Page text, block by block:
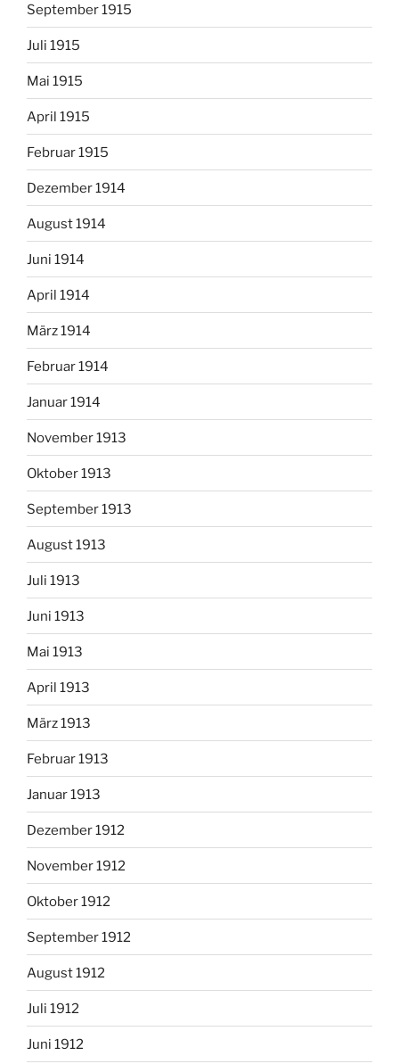
September 1915
Juli 1915
Mai 1915
April 1915
Februar 1915
Dezember 1914
August 1914
Juni 1914
April 1914
März 1914
Februar 1914
Januar 1914
November 1913
Oktober 1913
September 1913
August 1913
Juli 1913
Juni 1913
Mai 1913
April 1913
März 1913
Februar 1913
Januar 1913
Dezember 1912
November 1912
Oktober 1912
September 1912
August 1912
Juli 1912
Juni 1912